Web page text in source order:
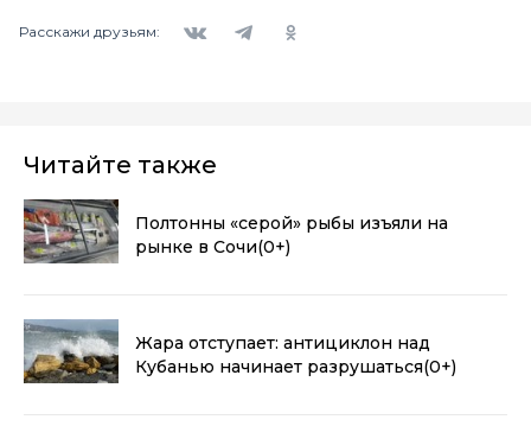
Расскажи друзьям:
Читайте также
Полтонны «серой» рыбы изъяли на
рынке в Сочи(0+)
Жара отступает: антициклон над
Кубанью начинает разрушаться(0+)